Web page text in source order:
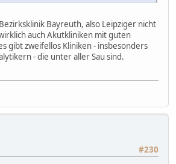
Bayreuth, also Leipziger nicht
auch Akutkliniken mit guten
gibt zweifellos Kliniken - insbesonders
- die unter aller Sau sind.
#230